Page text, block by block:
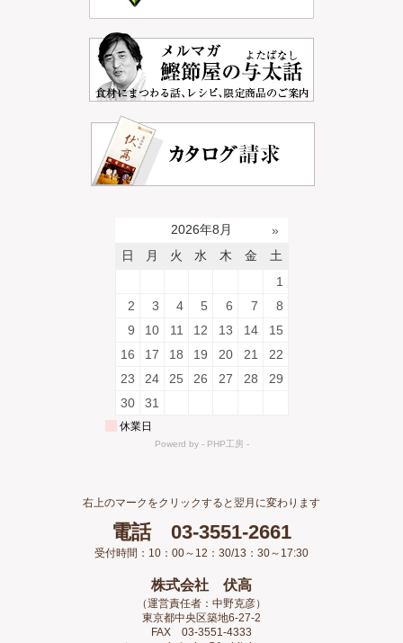
右上のマークをクリックすると翌月に変わります
電話 03-3551-2661
受付時間：10：00～12：30/13：30～17:30
株式会社 伏高
（運営責任者：中野克彦）
東京都中央区築地6-27-2
FAX 03-3551-4333